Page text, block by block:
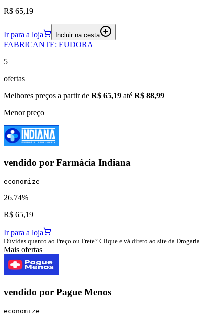
R$ 65,19
Ir para a loja Incluir na cesta
FABRICANTE: EUDORA
5
ofertas
Melhores preços a partir de R$ 65,19 até R$ 88,99
Menor preço
vendido por Farmácia Indiana
economize
26.74%
R$ 65,19
Ir para a loja
Dúvidas quanto ao Preço ou Frete? Clique e vá direto ao site da Drogaria.
Mais ofertas
vendido por Pague Menos
economize